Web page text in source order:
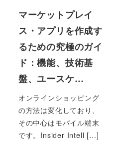
マーケットプレイ
ス・アプリを作成す
るための究極のガイ
ド：機能、技術基
盤、ユースケ…
オンラインショッピング
の方法は変化しており、
その中心はモバイル端末
です。Insider Intell […]